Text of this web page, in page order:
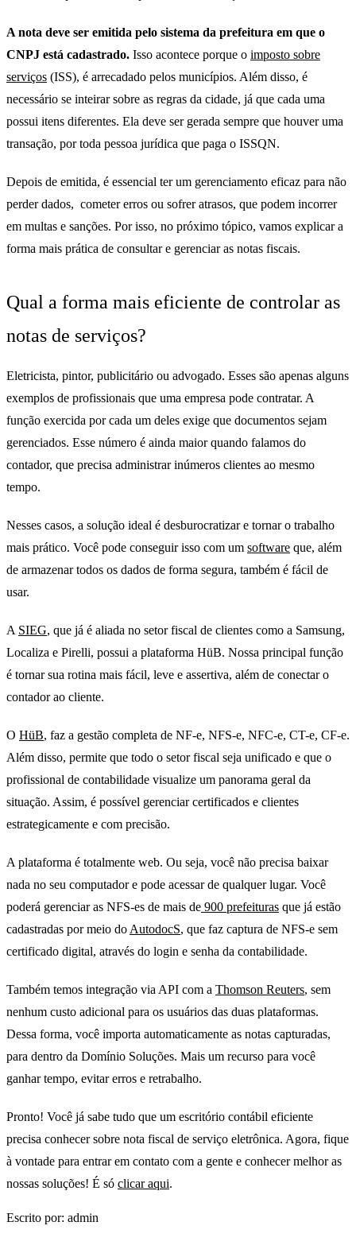
A nota deve ser emitida pelo sistema da prefeitura em que o
CNPJ está cadastrado. Isso acontece porque o imposto sobre
serviços (ISS), é arrecadado pelos municípios. Além disso, é
necessário se inteirar sobre as regras da cidade, já que cada uma
possui itens diferentes. Ela deve ser gerada sempre que houver uma
transação, por toda pessoa jurídica que paga o ISSQN.
Depois de emitida, é essencial ter um gerenciamento eficaz para não
perder dados, cometer erros ou sofrer atrasos, que podem incorrer
em multas e sanções. Por isso, no próximo tópico, vamos explicar a
forma mais prática de consultar e gerenciar as notas fiscais.
Qual a forma mais eficiente de controlar as
notas de serviços?
Eletricista, pintor, publicitário ou advogado. Esses são apenas alguns
exemplos de profissionais que uma empresa pode contratar. A
função exercida por cada um deles exige que documentos sejam
gerenciados. Esse número é ainda maior quando falamos do
contador, que precisa administrar inúmeros clientes ao mesmo
tempo.
Nesses casos, a solução ideal é desburocratizar e tornar o trabalho
mais prático. Você pode conseguir isso com um software que, além
de armazenar todos os dados de forma segura, também é fácil de
usar.
A SIEG, que já é aliada no setor fiscal de clientes como a Samsung,
Localiza e Pirelli, possui a plataforma HüB. Nossa principal função
é tornar sua rotina mais fácil, leve e assertiva, além de conectar o
contador ao cliente.
O HüB, faz a gestão completa de NF-e, NFS-e, NFC-e, CT-e, CF-e.
Além disso, permite que todo o setor fiscal seja unificado e que o
profissional de contabilidade visualize um panorama geral da
situação. Assim, é possível gerenciar certificados e clientes
estrategicamente e com precisão.
A plataforma é totalmente web. Ou seja, você não precisa baixar
nada no seu computador e pode acessar de qualquer lugar. Você
poderá gerenciar as NFS-es de mais de 900 prefeituras que já estão
cadastradas por meio do AutodocS, que faz captura de NFS-e sem
certificado digital, através do login e senha da contabilidade.
Também temos integração via API com a Thomson Reuters, sem
nenhum custo adicional para os usuários das duas plataformas.
Dessa forma, você importa automaticamente as notas capturadas,
para dentro da Domínio Soluções. Mais um recurso para você
ganhar tempo, evitar erros e retrabalho.
Pronto! Você já sabe tudo que um escritório contábil eficiente
precisa conhecer sobre nota fiscal de serviço eletrônica. Agora, fique
à vontade para entrar em contato com a gente e conhecer melhor as
nossas soluções! É só clicar aqui.
Escrito por: admin